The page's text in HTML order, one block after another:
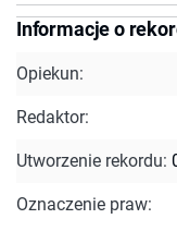
Informacje o
Opiekun:
Redaktor:
Utworzenie rekordu:
Oznaczenie praw: